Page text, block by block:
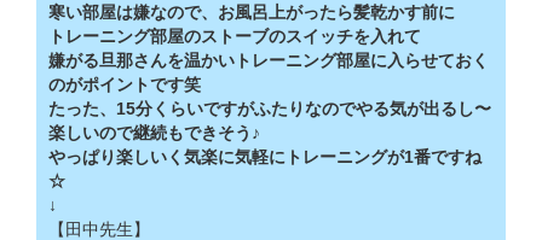
寒い部屋は嫌なので、お風呂上がったら髪乾かす前に
トレーニング部屋のストーブのスイッチを入れて
嫌がる旦那さんを温かいトレーニング部屋に入らせておく
のがポイントです笑
たった、15分くらいですがふたりなのでやる気が出るし〜
楽しいので継続もできそう♪
やっぱり楽しいく気楽に気軽にトレーニングが1番ですね
☆
↓
【田中先生】